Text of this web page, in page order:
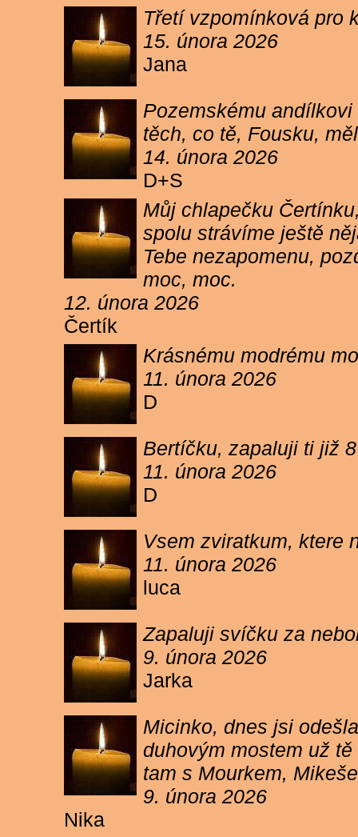
Třetí vzpomínková pro
15. února 2026
Jana
Pozemskému
těch, co tě, Fousku,
14. února 2026
D+S
Můj chlapečku
spolu strávíme ještě
Tebe nezapomenu,
moc, moc.
12. února 2026
Čertík
Krásnému modrému
11. února 2026
D
Bertíčku, zapaluji ti již
11. února 2026
D
Vsem zviratkum, ktere
11. února 2026
luca
Zapaluji svíčku za
9. února 2026
Jarka
Micinko, dnes jsi
duhovým mostem už
tam s Mourkem,
9. února 2026
Nika